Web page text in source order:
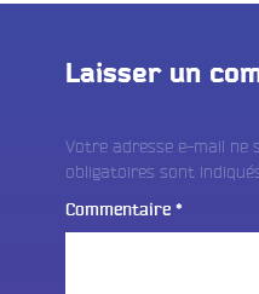
Laisser un
Votre adresse e-mail ne
obligatoires sont
Commentaire *